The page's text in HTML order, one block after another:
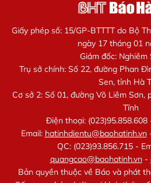
Giấy phép số: 15/GP-BTTTT do Bộ
ngày 17 tháng 01
Giám đốc:
Trụ sở chính: Số 22, đường Phan
Sen, tỉnh Hà
Cơ sở 2: Số 01, đường Võ Liêm Sơn,
Tĩnh
Điện thoại: (023)95.858.608
Email: hatinhdientu@baohatinh.vn
QC: (023)93.856.715 -
quangcao@baohatinh.vn-
Bản quyền thuộc về Báo và phát